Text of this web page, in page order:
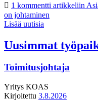
1 kommentti artikkeliin
on johtaminen
Lisää uutisia
Uusimmat
Toimitusjohtaja
Yritys KOAS
Kirjoitettu 3.8.2026